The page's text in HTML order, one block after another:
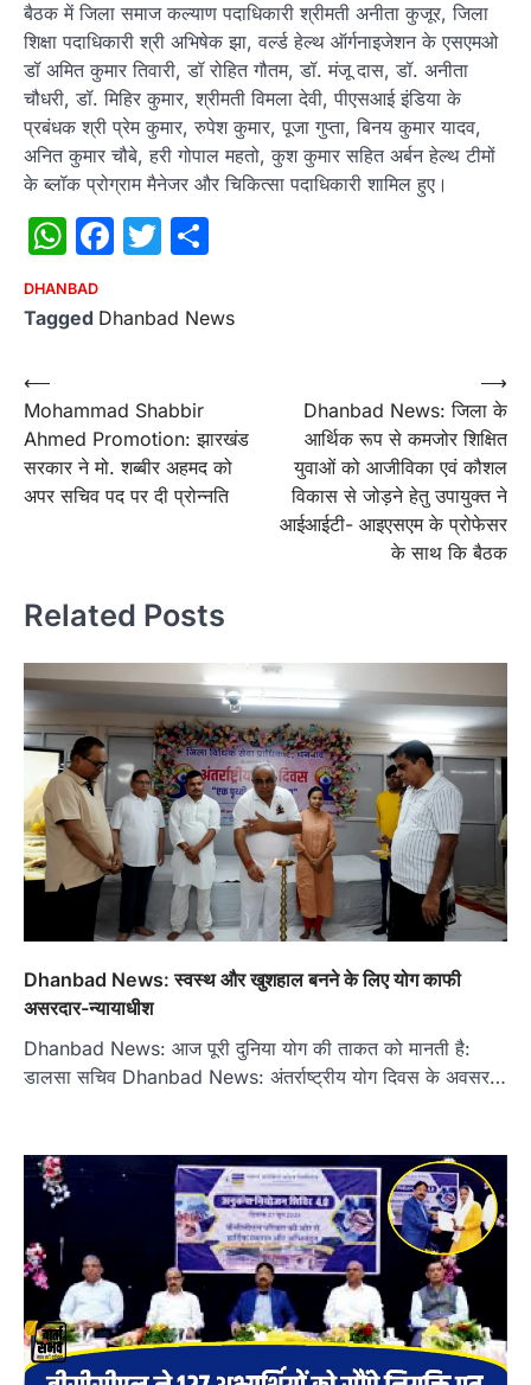
बैठक में जिला समाज कल्याण पदाधिकारी श्रीमती अनीता कुजूर, जिला
शिक्षा पदाधिकारी श्री अभिषेक झा, वर्ल्ड हेल्थ ऑर्गनाइजेशन के एसएमओ
डॉ अमित कुमार तिवारी, डॉ रोहित गौतम, डॉ. मंजू दास, डॉ. अनीता
चौधरी, डॉ. मिहिर कुमार, श्रीमती विमला देवी, पीएसआई इंडिया के
प्रबंधक श्री प्रेम कुमार, रुपेश कुमार, पूजा गुप्ता, बिनय कुमार यादव,
अनित कुमार चौबे, हरी गोपाल महतो, कुश कुमार सहित अर्बन हेल्थ टीमों
के ब्लॉक प्रोग्राम मैनेजर और चिकित्सा पदाधिकारी शामिल हुए।
WhatsApp
Facebook
Twitter
DHANBAD
Tagged Dhanbad News
Post
navigation
⟵
Mohammad Shabbir
Ahmed Promotion: झारखंड
सरकार ने मो. शब्बीर अहमद को
अपर सचिव पद पर दी प्रोन्नति
Dhanbad News: जिला के
आर्थिक रूप से कमजोर शिक्षित
युवाओं को आजीविका एवं कौशल
विकास से जोड़ने हेतु उपायुक्त ने
आईआईटी- आइएसएम के प्रोफेसर
के साथ कि बैठक
⟶
Related Posts
Dhanbad News: स्वस्थ और खुशहाल बनने के लिए योग काफी
असरदार-न्यायाधीश
Dhanbad News: आज पूरी दुनिया योग की ताकत को मानती है:
डालसा सचिव Dhanbad News: अंतर्राष्ट्रीय योग दिवस के अवसर…